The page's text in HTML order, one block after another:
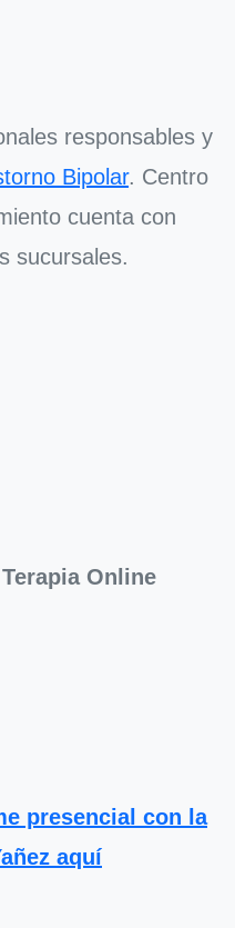
responsables y
Bipolar. Centro
cuenta con
sucursales.
Online
presencial con la
aquí